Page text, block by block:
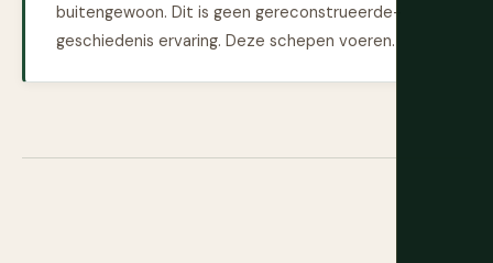
buitengewoon. Dit is geen gereconstrueerde-
geschiedenis ervaring. Deze schepen voeren.